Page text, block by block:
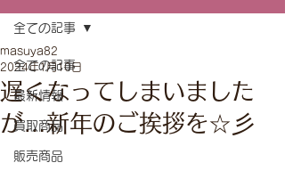
全ての記事
最新情報
買取商品
販売商品
全ての記事
遅くなってしまいました
が…新年のご挨拶を☆彡
masuya82
2024年1月10日